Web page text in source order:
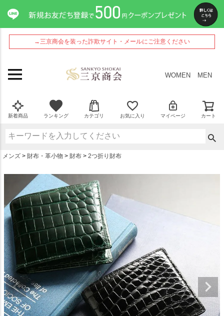
→三京商会を装った詐欺サイト・メールにご注意ください
WOMEN MEN
新着商品 ランキング カテゴリ お気に入り マイページ カート
メンズ 財布・革小物 財布 2つ折り財布
ペー
ジト
ップ
へ